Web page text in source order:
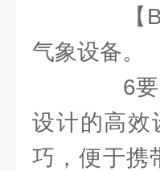
【
气象设备。
6要素
设计的高效
巧，便于携